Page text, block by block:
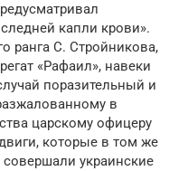
капли крови».
ранга С. Стройникова,
«Рафаил», навеки
поразительный и
в
царскому офицеру
которые в том же
украинские